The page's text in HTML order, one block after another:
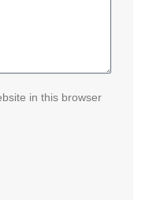
in this browser